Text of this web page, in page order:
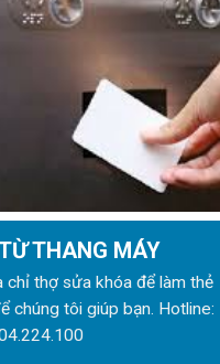
THANG MÁY
chỉ thợ sửa khóa để làm thẻ
chúng tôi giúp bạn. Hotline: